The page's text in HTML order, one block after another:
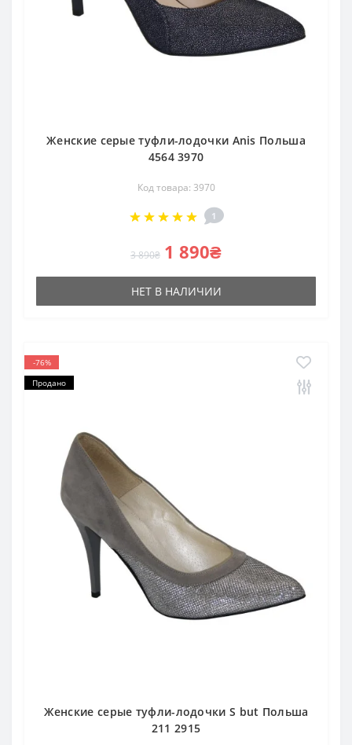
Женские серые туфли-лодочки Anis Польша
4564 3970
Код товара: 3970
1
3 890₴ 1 890₴
НЕТ В НАЛИЧИИ
-76%
Продано
Женские серые туфли-лодочки S but Польша
211 2915